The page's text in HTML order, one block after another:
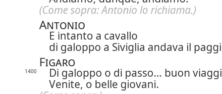
(Come sopra:Antonio lo richiama.)
Antonio
E intanto a cavallo
di galoppo a Siviglia andava il
Figaro
1400
Di galoppo o di passo… buon
Venite, o belle giovani.